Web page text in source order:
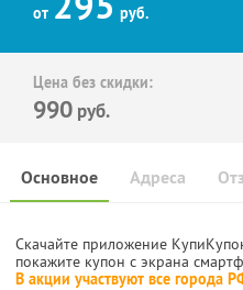
от руб.
Цена без скидки:
990 руб.
Основное Адреса
Скачайте приложение
покажите купон с экрана
В акции участвуют все города